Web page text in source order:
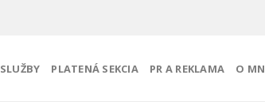
SLUŽBY PLATENÁ SEKCIA PR A REKLAMA O